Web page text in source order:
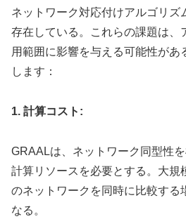
ネットワーク対応付けアルゴリズ
存在している。これらの課題は、
用範囲に影響を与える可能性があ
します：
1. 計算コスト:
GRAALは、ネットワーク同型性
計算リソースを必要とする。大規
のネットワークを同時に比較する
なる。